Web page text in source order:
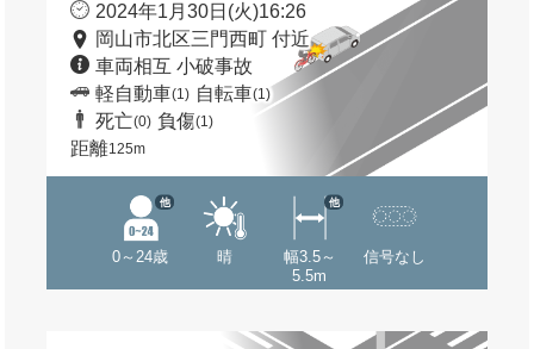
2024年1月30日(火)16:26
岡山市北区三門西町 付近
車両相互 小破事故
軽自動車(1) 自転車(1)
死亡(0) 負傷(1)
距離125m
0～24歳
他
晴
幅3.5～
5.5m
他
信号なし